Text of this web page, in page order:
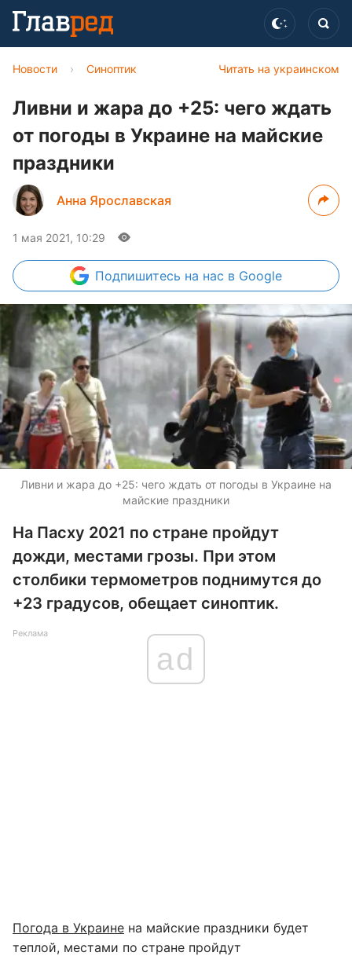
Читать на украинском
Новости › Синоптик
Ливни и жара до +25: чего ждать
от погоды в Украине на майские
праздники
Анна Ярославская
1 мая 2021, 10:29
Подпишитесь на нас в Google
Ливни и жара до +25: чего ждать от погоды в Украине на
майские праздники
На Пасху 2021 по стране пройдут
дожди, местами грозы. При этом
столбики термометров поднимутся до
+23 градусов, обещает синоптик.
Реклама
ad
Погода в Украине на майские праздники будет
теплой, местами по стране пройдут